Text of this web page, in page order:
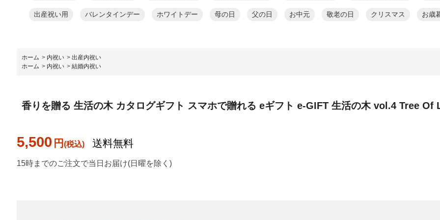
香りを贈る 生活の木 カタログギフト スマホで贈れる eギフト e-GIFT 生活の木 vol.4 Tree Of
5,500 円 送料無料
15時までのご注文で当日お届け(日曜を除く)
出産祝い用 バレンタインデー ホワイトデー 母の日 父の日 お中元 敬老の日 クリスマス お歳
ホーム > 内祝い > 出産内祝い
ホーム > 内祝い > 結婚内祝い